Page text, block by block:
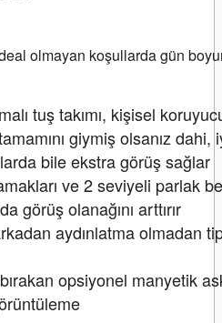
olmayan koşullarda gün
tuş takımı, kişisel
giymiş olsanız dahi,
bile ekstra görüş sağlar
ve 2 seviyeli parlak
görüş olanağını arttırır
aydınlatma olmadan
opsiyonel manyetik